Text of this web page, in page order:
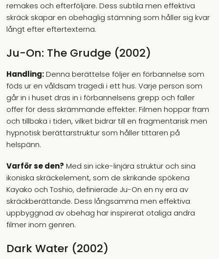
remakes och efterföljare. Dess subtila men effektiva
skräck skapar en obehaglig stämning som håller sig kvar
långt efter eftertexterna.
Ju-On: The Grudge (2002)
Handling:Denna berättelse följer en förbannelse som
föds ur en våldsam tragedi i ett hus. Varje person som
går in i huset dras in i förbannelsens grepp och faller
offer för dess skrämmande effekter. Filmen hoppar fram
och tillbaka i tiden, vilket bidrar till en fragmentarisk men
hypnotisk berättarstruktur som håller tittaren på
helspänn.
Varför se den? Med sin icke-linjära struktur och sina
ikoniska skräckelement, som de skrikande spökena
Kayako och Toshio, definierade Ju-On en ny era av
skräckberättande. Dess långsamma men effektiva
uppbyggnad av obehag har inspirerat otaliga andra
filmer inom genren.
Dark Water (2002)